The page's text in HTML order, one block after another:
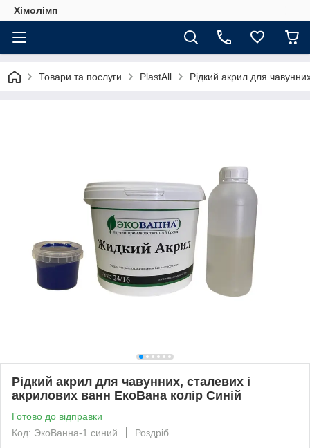
Хімолімп
Товари та послуги PlastAll Рідкий акрил для
Рідкий акрил для чавунних, сталевих і
акрилових ванн ЕкоВана колір Синій
Готово до відправки
Код: ЭкоВанна-1 синий
Роздріб